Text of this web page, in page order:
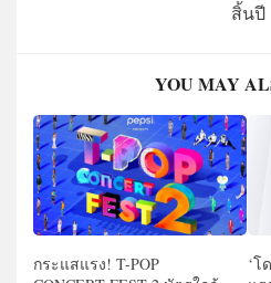
สิ้นปี
YOU MAY
กระแสแรง! T-POP
‘โ